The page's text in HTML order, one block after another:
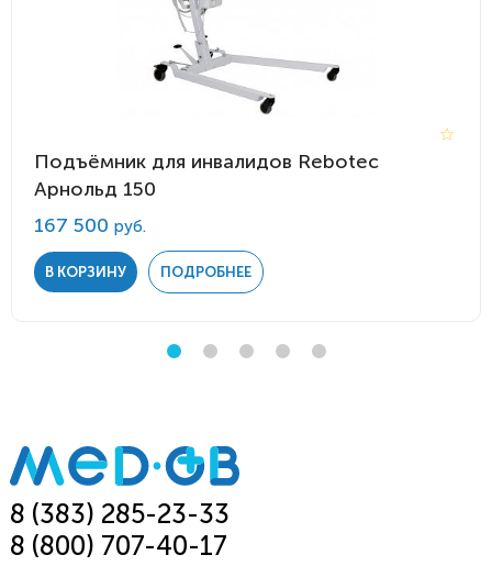
Подъёмник для инвалидов Rebotec
Арнольд 150
167 500 руб.
В КОРЗИНУ ПОДРОБНЕЕ
8 (383) 285-23-33
8 (800) 707-40-17